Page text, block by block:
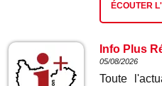
ÉCOUTER
Info Plus
05/08/2026
Toute